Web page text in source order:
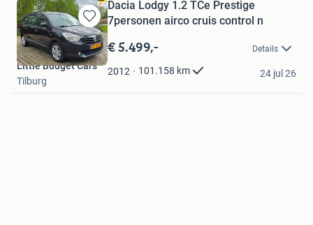
Bewaren
in
Mijn
Favorieten
Dacia Lodgy 1.2 TCe Prestige
7personen airco cruis control n
€ 5.499,- Details
2012 101.158 km
Little Budget Cars
Tilburg
24 jul 26